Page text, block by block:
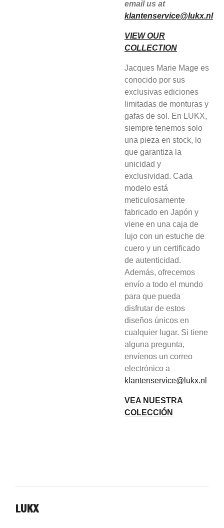
email us at
klantenservice@lukx.nl
VIEW OUR
COLLECTION
Jacques Marie Mage es
conocido por sus
exclusivas ediciones
limitadas de monturas y
gafas de sol. En LUKX,
siempre tenemos solo
una pieza en stock, lo
que garantiza la
unicidad y
exclusividad. Cada
modelo está
meticulosamente
fabricado en Japón y
viene en una caja de
lujo con un estuche de
cuero y un certificado
de autenticidad.
Además, ofrecemos
envío a todo el mundo
para que pueda
disfrutar de estos
diseños únicos en
cualquier lugar. Si tiene
alguna pregunta,
envíenos un correo
electrónico a
klantenservice@lukx.nl
VEA NUESTRA
COLECCIÓN
LUKX